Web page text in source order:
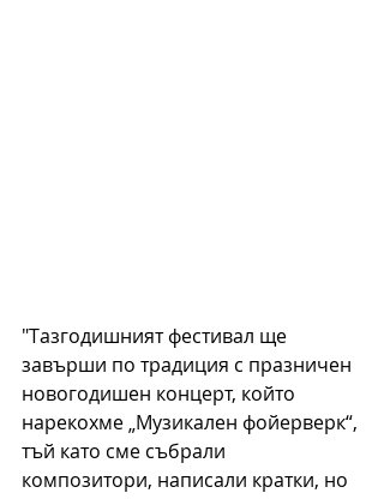
"Тазгодишният фестивал ще
завърши по традиция с празничен
новогодишен концерт, който
нарекохме „Музикален фойерверк“,
тъй като сме събрали
композитори, написали кратки, но